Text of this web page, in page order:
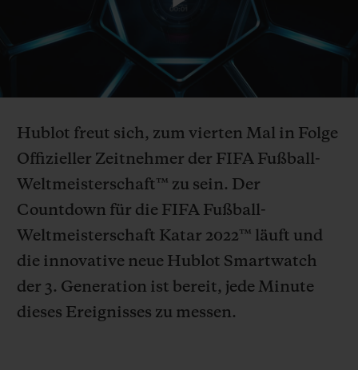
Play
Hublot freut sich, zum vierten Mal in Folge
Offizieller Zeitnehmer der FIFA Fußball-
Weltmeisterschaft™ zu sein. Der
Countdown für die FIFA Fußball-
Weltmeisterschaft Katar 2022™ läuft und
die innovative neue Hublot Smartwatch
der 3. Generation ist bereit, jede Minute
dieses Ereignisses zu messen.
SICHERE BEZAHLUNG
GESCHENKBEUTEL
KONTAKT